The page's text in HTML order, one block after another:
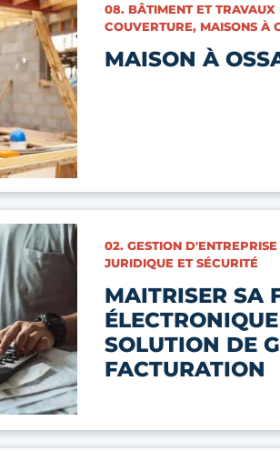
CATÉGORIES :
08. BÂTIMENT ET
COUVERTURE, MAISONS À
MAISON À
CATÉGORIES :
02. GESTION
JURIDIQUE ET SÉCURITÉ
MAITRISER SA
SOLUTION DE
FACTURATION